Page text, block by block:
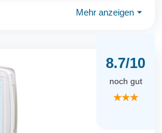
Mehr anzeigen ⏷
8.7/10
noch gut
★★★